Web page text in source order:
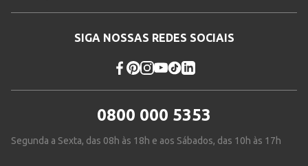
SIGA NOSSAS REDES SOCIAIS
0800 000 5353
Segunda a Sexta, das 08h às 18h e aos Sábados, das 10h às 17h